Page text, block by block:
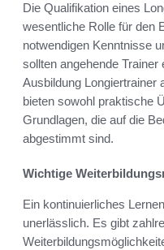
Die Qualifikation eines
wesentliche Rolle für den
notwendigen Kenntnisse
sollten angehende
Ausbildung Longiertrainer
bieten sowohl praktische
Grundlagen, die auf die
abgestimmt sind.
Wichtige
Ein kontinuierliches
unerlässlich. Es gibt